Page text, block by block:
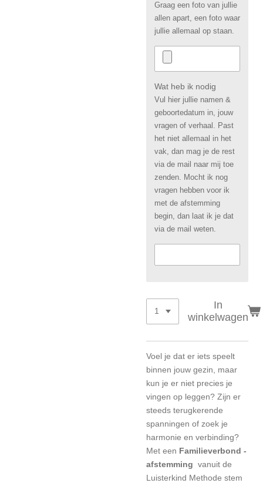
Graag een foto van jullie
allen apart, een foto waar
jullie allemaal op staan.
Wat heb ik nodig
Vul hier jullie namen &
geboortedatum in, jouw
vragen of verhaal. Past
het niet allemaal in het
vak, dan mag je de rest
via de mail naar mij toe
zenden. Mocht ik nog
vragen hebben voor ik
met de afstemming
begin, dan laat ik je dat
via de mail weten.
In
winkelwagen
Voel je dat er iets speelt
binnen jouw gezin, maar
kun je er niet precies je
vingen op leggen? Zijn er
steeds terugkerende
spanningen of zoek je
harmonie en verbinding?
Met een Familieverbond -
afstemming vanuit de
Luisterkind Methode stem